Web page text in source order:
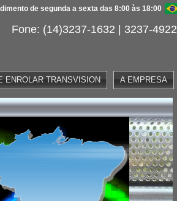
de segunda a sexta das 8:00 às 18:00
Fone: (14)3237-1632 | 3237-4922
ENROLAR TRANSVISION A EMPRESA